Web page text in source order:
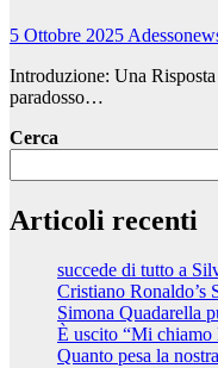
5 Ottobre 2025
Introduzione: Una
paradosso…
Cerca
Articoli recenti
succede di tutto a
Cristiano Ronaldo’s
Simona Quadarella
È uscito “Mi
Quanto pesa la